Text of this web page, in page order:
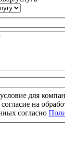
для
на
согласно